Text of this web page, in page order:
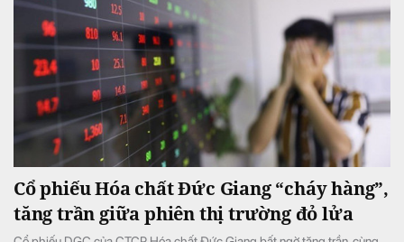
Cổ phiếu Hóa chất Đức Giang “cháy hàng”,
tăng trần giữa phiên thị trường đỏ lửa